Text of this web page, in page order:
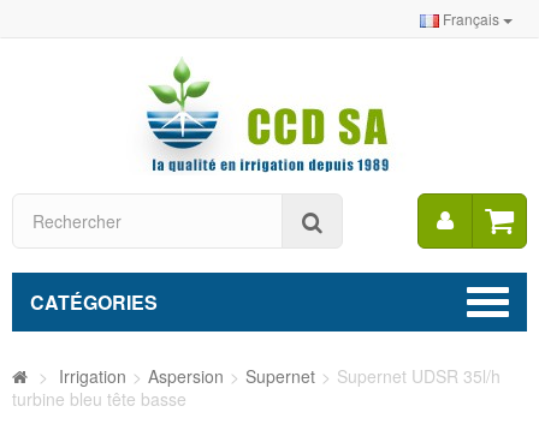
Français
Mon
CATÉGORIES
> Irrigation > Aspersion > Supernet > Supernet UDSR 35l/h
turbine bleu tête basse